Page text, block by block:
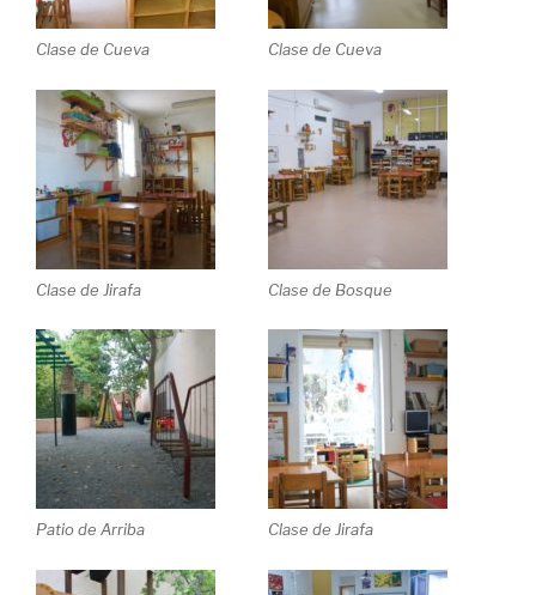
Clase de Cueva Clase de Cueva
Clase de Jirafa Clase de Bosque
Patio de Arriba Clase de Jirafa